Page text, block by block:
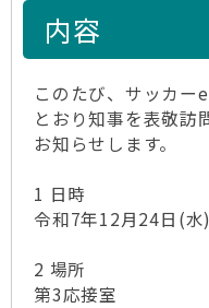
内容
このたび、サッカー
とおり知事を表敬訪
お知らせします。
1 日時
令和7年12月24日(
2 場所
第3応接室